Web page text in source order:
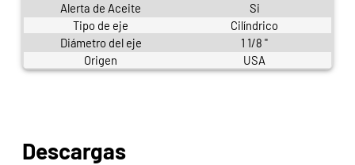
Alerta de Aceite
Si
Tipo de eje
Cilíndrico
Diámetro del eje
1 1/8 "
Origen
USA
Descargas